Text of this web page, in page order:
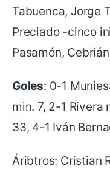
Tabuenca, Jorge
Preciado -cinco
Pasamón,
Goles: 0-1
min. 7, 2-1 Rivera
33, 4-1 Iván
Áribtros: Cristian